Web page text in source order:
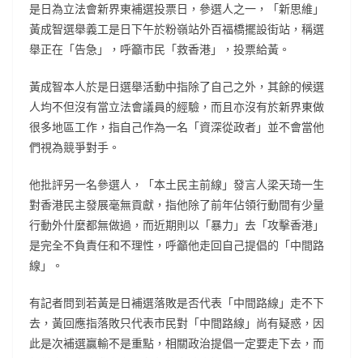
是日為立法會新界東補選投票日，參選人之一，「新思維」
黃成智選舉義工是日下午於粉嶺站外百福橋擺設街站，稱選
舉正在「告急」，呼籲市民「救香港」，投票給黃。
黃成智本人於是日選舉活動中指除了自己之外，其餘的候選
人均不但沒有當立法會議員的經驗，而且亦沒有於新界東做
很多地區工作，指自己作為一名「資深從政者」並不會當他
們視為競爭對手。
他批評另一名參選人，「本土民主前線」發言人梁天琦一生
對香港民主發展毫無貢獻，指他除了前年佔領行動間有少量
行動外什麼都無做過，而近期則以「暴力」去「攻擊香港」
是完全不負責任和不理性，呼籲他走回自己提倡的「中間路
線」。
有記者問到若黃是日補選落敗是否代表「中間路線」走不下
去，黃回應指落敗只代表市民對「中間路線」尚有疑惑，因
此是次補選贏輸不是重點，相關政治提倡一定要走下去，而